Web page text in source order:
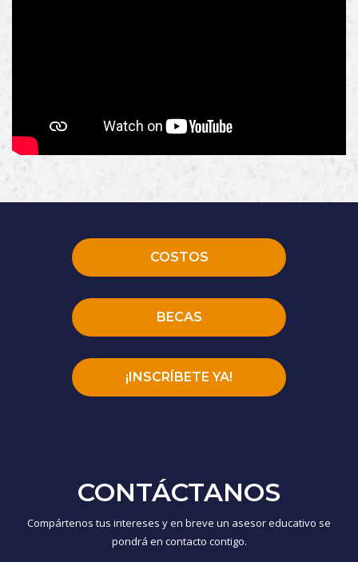
COSTOS
BECAS
¡INSCRÍBETE YA!
CONTÁCTANOS
Compártenos tus intereses y en breve un asesor educativo se
pondrá en contacto contigo.